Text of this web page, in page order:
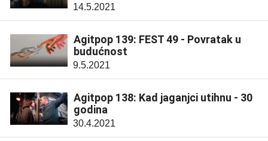
14.5.2021
Agitpop 139: FEST 49 - Povratak u
budućnost
9.5.2021
Agitpop 138: Kad jaganjci utihnu - 30
godina
30.4.2021